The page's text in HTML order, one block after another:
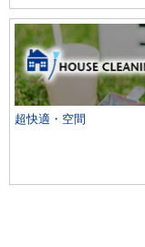
超快適・空間